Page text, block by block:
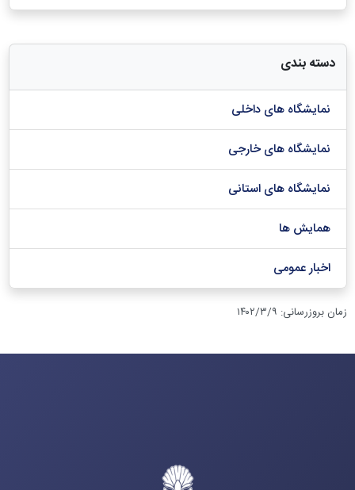
دسته بندی
نمایشگاه های داخلی
نمایشگاه های خارجی
نمایشگاه های استانی
همایش ها
اخبار عمومی
زمان بروزرسانی: ۱۴۰۲/۳/۹